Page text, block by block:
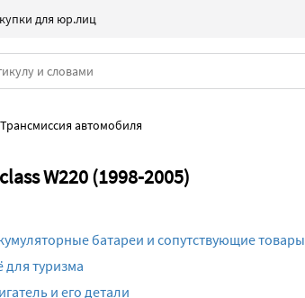
для юр.лиц
Трансмиссия автомобиля
W220 (1998-2005)
батареи и сопутствующие товары
для туризма
и его детали